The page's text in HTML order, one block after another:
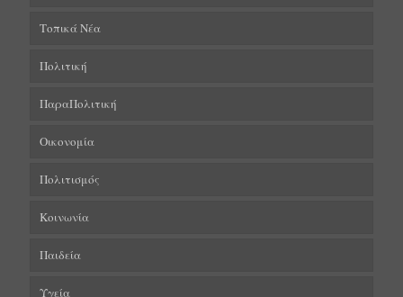
Τοπικά Νέα
Πολιτική
ΠαραΠολιτική
Οικονομία
Πολιτισμός
Κοινωνία
Παιδεία
Υγεία